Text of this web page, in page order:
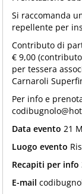
Si raccomanda
repellente per
Contributo di
€ 9,00
per tessera
Carnaroli
Per info e
Data evento 21
Luogo evento
Recapiti per info
E-mail